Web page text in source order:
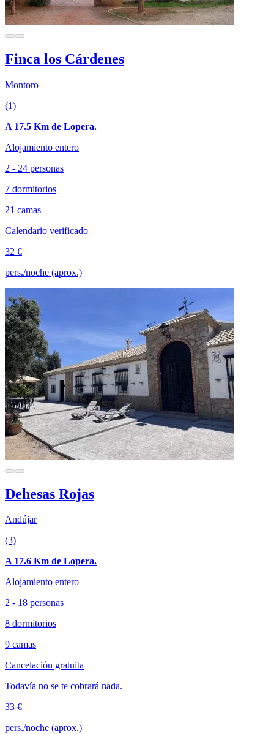
Finca los Cárdenes
Montoro
(1)
A 17.5 Km de Lopera.
Alojamiento entero
2 - 24 personas
7 dormitorios
21 camas
Calendario verificado
32 €
pers./noche (aprox.)
Dehesas Rojas
Andújar
(3)
A 17.6 Km de Lopera.
Alojamiento entero
2 - 18 personas
8 dormitorios
9 camas
Cancelación gratuita
Todavía no se te cobrará nada.
33 €
pers./noche (aprox.)